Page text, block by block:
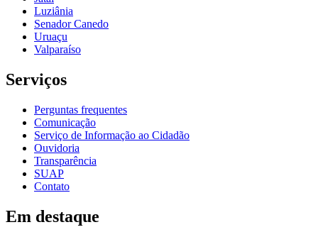
Luziânia
Senador Canedo
Uruaçu
Valparaíso
Serviços
Perguntas frequentes
Comunicação
Serviço de Informação ao Cidadão
Ouvidoria
Transparência
SUAP
Contato
Em destaque